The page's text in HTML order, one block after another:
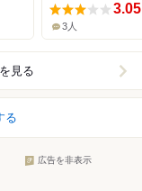
3.05
3人
見る
る
広告を非表示